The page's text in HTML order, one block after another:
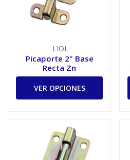
LIOI
Picaporte 2" Base
Recta Zn
VER OPCIONES